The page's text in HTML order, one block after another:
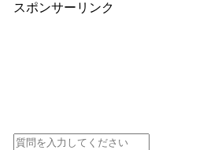
スポンサーリンク